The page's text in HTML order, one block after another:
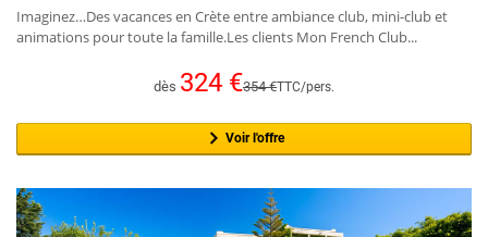
Imaginez…Des vacances en Crète entre ambiance club, mini-club et
animations pour toute la famille.Les clients Mon French Club...
dès 324 €354€TTC/pers.
Voir l'offre